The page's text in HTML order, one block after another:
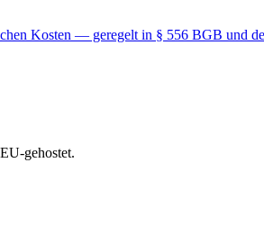
Kosten — geregelt in § 556 BGB und
gehostet.